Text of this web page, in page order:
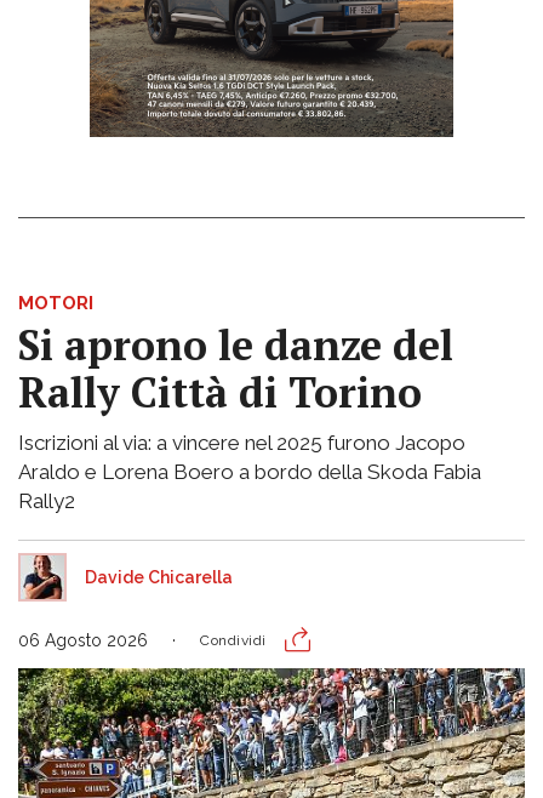
MOTORI
Si aprono le danze del
Rally Città di Torino
Iscrizioni al via: a vincere nel 2025 furono Jacopo
Araldo e Lorena Boero a bordo della Skoda Fabia
Rally2
Davide Chicarella
06 Agosto 2026 Condividi